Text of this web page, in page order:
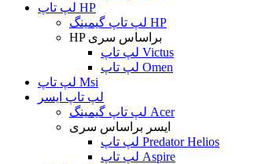
لپ تاپ HP
لپ تاپ گیمینگ HP
HP براساس سری
لپ تاپ Victus
لپ تاپ Omen
لپ تاپ Msi
لپ تاپ ایسر
لپ تاپ گیمینگ Acer
ایسر براساس سری
لپ تاپ Predator Helios
لپ تاپ Aspire